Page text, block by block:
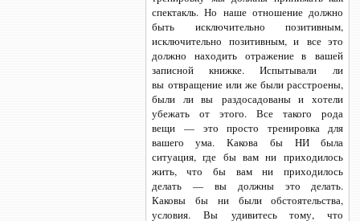
спектакль. Но наше отношение должно
быть исключительно позитивным,
исключительно позитивным, и все это
должно находить отражение в вашей
записной книжке. Испытывали ли
вы отвращение или же были расстроены,
были ли вы раздосадованы и хотели
убежать от этого. Все такого рода
вещи — это просто тренировка для
вашего ума. Какова бы HИ была
ситуация, где бы вам ни приходилось
жить, что бы вам ни приходилось
делать — вы должны это делать.
Каковы бы ни были обстоятельства,
условия. Вы удивитесь тому, что